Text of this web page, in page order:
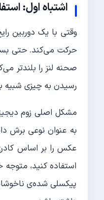
اشتباه اول:
وقتی با یک دوربین
حرکت می‌کند. حتی
صحنه لنز را بلندتر
رسیدن به چیزی شبیه
مشکل اصلی زوم
به عنوان نوعی برش
عکس را بر اساس
استفاده کنید،
پیکسلی شده‌ی